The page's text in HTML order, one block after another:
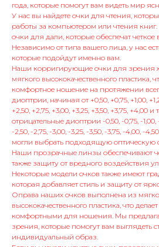
года, которые помогут вам видеть мир
У нас вы найдете очки для чтения,
работы за компьютером или чтения
очки для дали, которые обеспечат
Независимо от типа вашего лица, у нас
которые подойдут именно вам.
Наши корригирующие очки для зрения
мягкого высококачественного пластика,
комфортное ношение на протяжении
диоптрии, начиная от +0,50, +0,75, +1,00,
+2,50, +2,75, +3,00, +3,25, +3,50, +3,75, +4,00 и
отрицательные диоптрии -0,50, -0,75, -1,00, -
-2,50, -2,75, -3,00, -3,25, -3,50, -3,75, -4,00, -
могли выбрать подходящую оптическую
Наши прозрачные линзы обеспечивают
также защиту от вредного воздействия
Некоторые модели очков также имеют
которая добавляет стиль и защиту от
Оправа наших очков выполнена из
высококачественного пластика, что
комфортными для ношения. Мы
зрения, которые помогут вам выглядеть
индивидуальный образ.